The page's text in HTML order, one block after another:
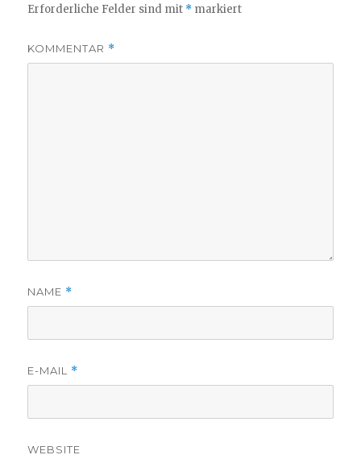
Erforderliche Felder sind mit * markiert
KOMMENTAR *
NAME *
E-MAIL *
WEBSITE